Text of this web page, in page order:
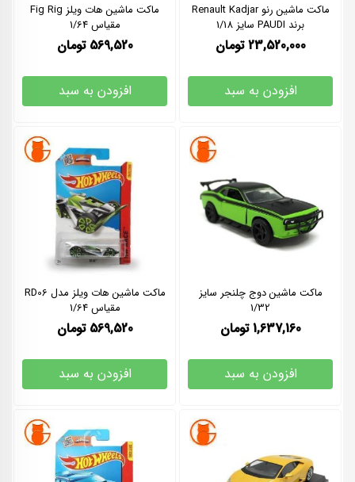
ماکت ماشین رنو Renault Kadjar
برند PAUDI سایز 1/18
23,520,000 تومان
افزودن به سبد
ماکت ماشین هات ویلز Fig Rig
مقیاس 1/64
569,520 تومان
افزودن به سبد
ماکت ماشین دوج چلنجر سایز
1/32
1,637,160 تومان
افزودن به سبد
ماکت ماشین هات ویلز مدل RD06
مقیاس 1/64
569,520 تومان
افزودن به سبد